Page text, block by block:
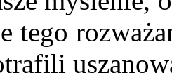
tego